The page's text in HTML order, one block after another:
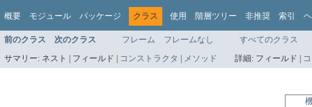
概要 モジュール パッケージ クラス 使用 階層ツリー 非推奨 索引
前のクラス 次のクラス フレーム フレームなし
すべてのクラス
サマリー: ネスト | フィールド | コンストラクタ | メソッド 詳細: フィールド |